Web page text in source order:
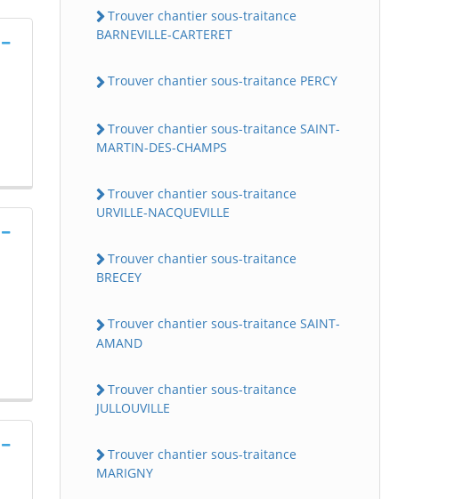
Trouver chantier sous-traitance
BARNEVILLE-CARTERET
Trouver chantier sous-traitance PERCY
Trouver chantier sous-traitance SAINT-
MARTIN-DES-CHAMPS
Trouver chantier sous-traitance
URVILLE-NACQUEVILLE
Trouver chantier sous-traitance
BRECEY
Trouver chantier sous-traitance SAINT-
AMAND
Trouver chantier sous-traitance
JULLOUVILLE
Trouver chantier sous-traitance
MARIGNY